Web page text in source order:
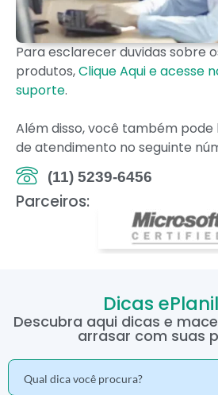
Para esclarecer duvidas sobre
produtos,Clique Aqui e acesse
suporte.
Além disso, você também
de atendimento no seguinte
(11) 5239-6456
Parceiros:
Dicas
Descubra aqui dicas e
arrasar com suas